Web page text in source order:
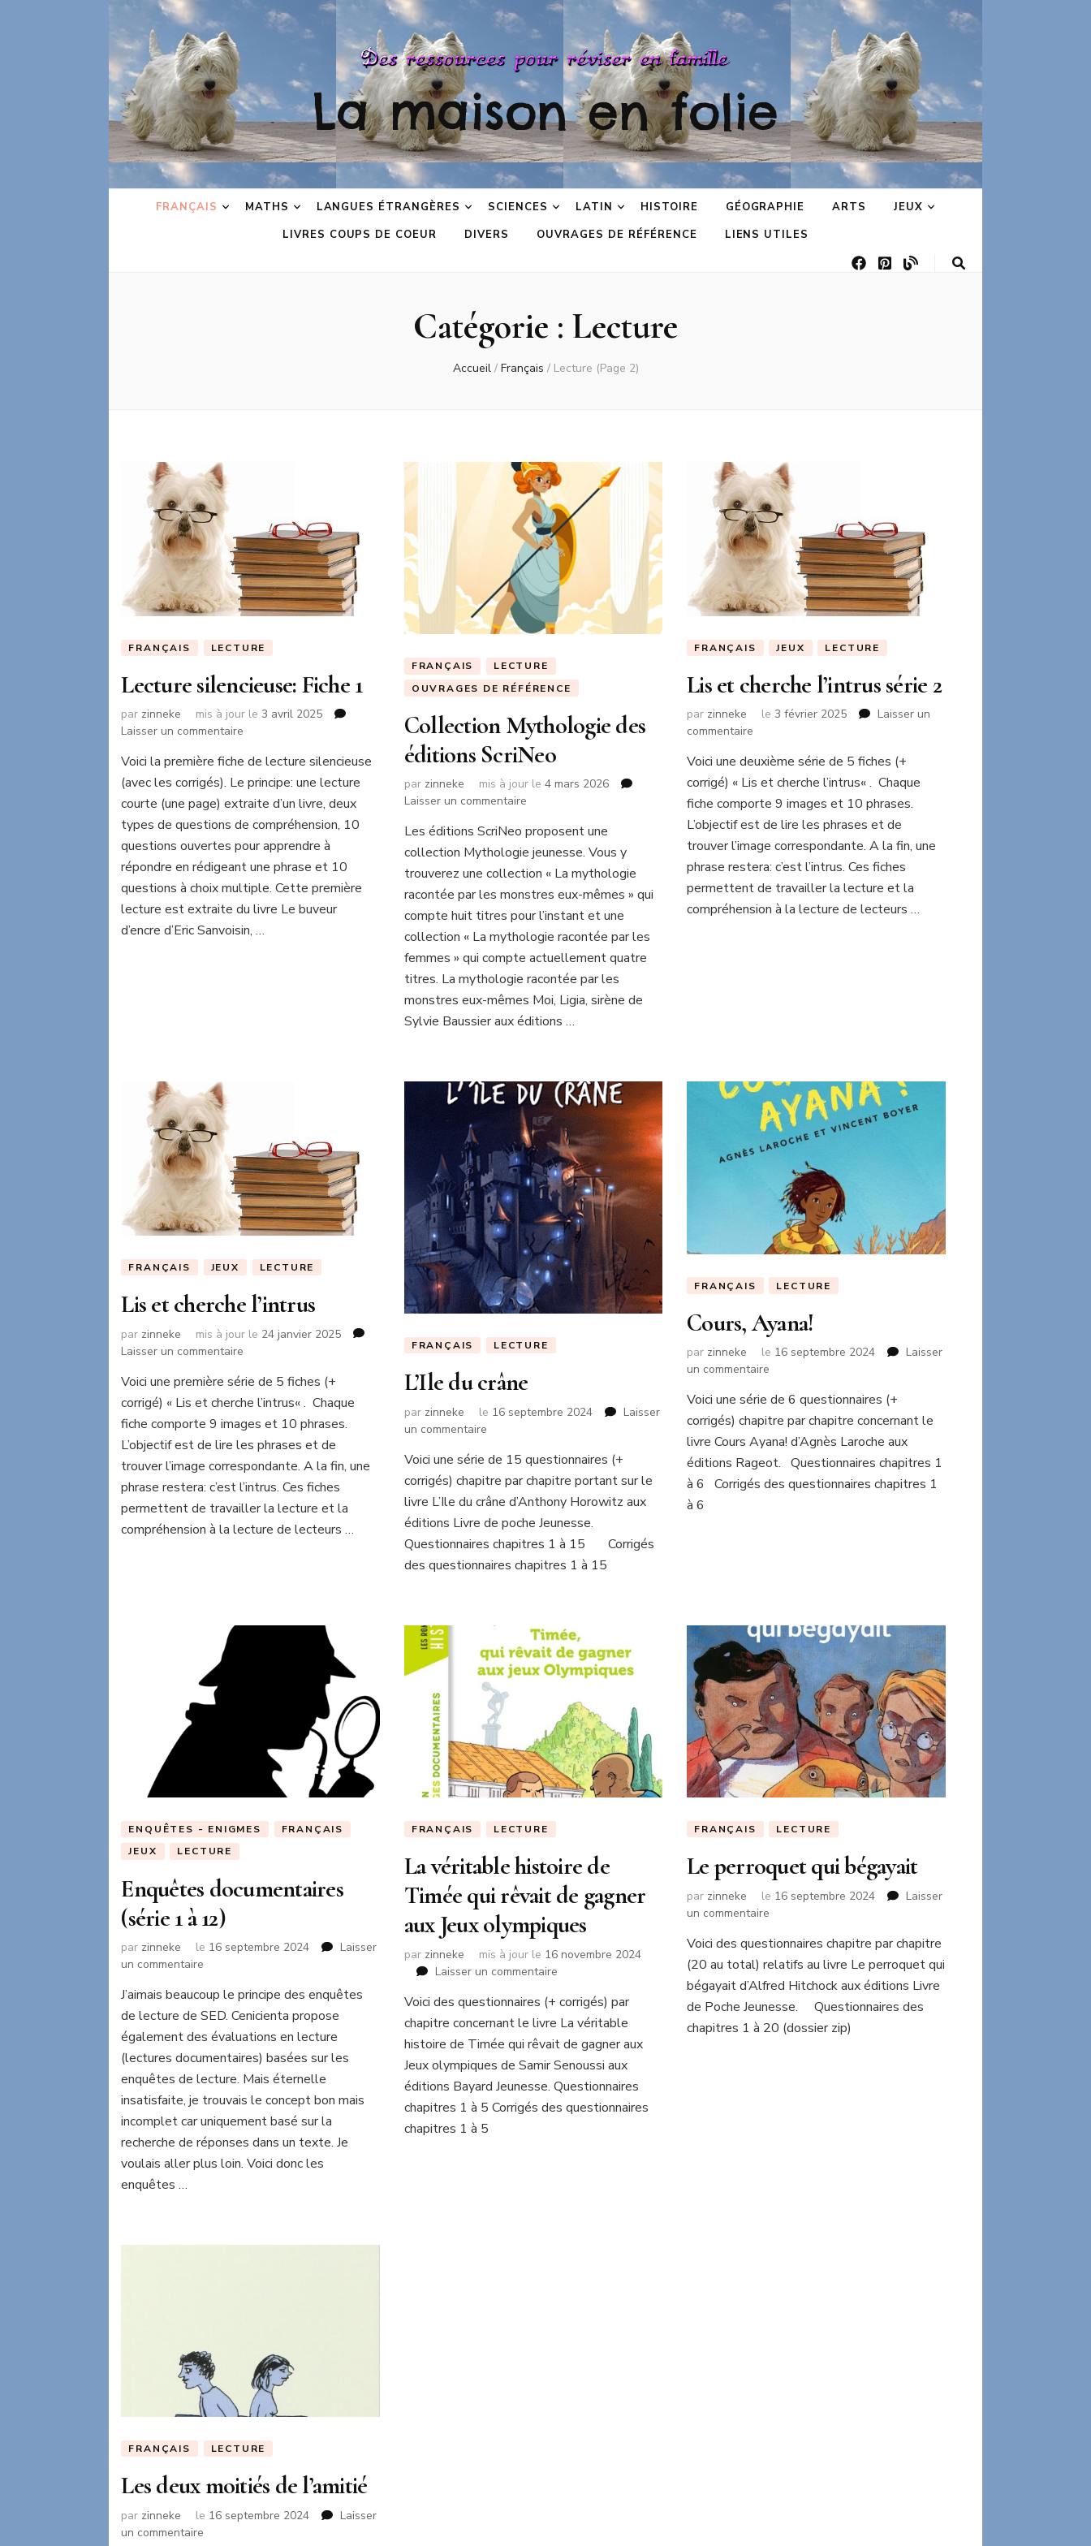
La maison en folie
FRANÇAIS MATHS LANGUES ÉTRANGÈRES SCIENCES LATIN HISTOIRE GÉOGRAPHIE ARTS
JEUX
LIVRES COUPS DE COEUR
DIVERS OUVRAGES DE RÉFÉRENCE LIENS UTILES
Catégorie : Lecture
Accueil / Français / Lecture (Page 2)
FRANÇAIS LECTURE
Lecture silencieuse: Fiche 1
par zinneke mis à jour le3 avril 2025
Laisser un commentaire
silencieuse:
Fiche
1
Voici la première fiche de lecture silencieuse
(avec les corrigés). Le principe: une lecture
courte (une page) extraite d’un livre, deux
types de questions de compréhension, 10
questions ouvertes pour apprendre à
répondre en rédigeant une phrase et 10
questions à choix multiple. Cette première
lecture est extraite du livre Le buveur
d’encre d’Eric Sanvoisin, …
FRANÇAIS
LECTURE
OUVRAGES DE RÉFÉRENCE
Collection Mythologie des
éditions ScriNeo
par zinneke mis à jour le 4 mars 2026
Laisser un commentairesur
Mythologie
des
éditions
Les éditions ScriNeo proposent une
collection Mythologie jeunesse. Vous y
trouverez une collection « La mythologie
racontée par les monstres eux-mêmes » qui
compte huit titres pour l’instant et une
collection « La mythologie racontée par les
femmes » qui compte actuellement quatre
titres. La mythologie racontée par les
monstres eux-mêmes Moi, Ligia, sirène de
Sylvie Baussier aux éditions …
FRANÇAIS JEUX LECTURE
Lis et cherche l’intrus série 2
par zinneke le3 février 2025
Laisser un
commentaire
et
cherche
l’intrus
2
Voici une deuxième série de 5 fiches (+
corrigé) « Lis et cherche l’intrus« . Chaque
fiche comporte 9 images et 10 phrases.
L’objectif est de lire les phrases et de
trouver l’image correspondante. A la fin, une
phrase restera: c’est l’intrus. Ces fiches
permettent de travailler la lecture et la
compréhension à la lecture de lecteurs …
FRANÇAIS JEUX LECTURE
Lis et cherche l’intrus
par zinneke mis à jour le 24 janvier 2025
Laisser un commentaire
et
cherche
l’intrus
Voici une première série de 5 fiches (+
corrigé) « Lis et cherche l’intrus« . Chaque
fiche comporte 9 images et 10 phrases.
L’objectif est de lire les phrases et de
trouver l’image correspondante. A la fin, une
phrase restera: c’est l’intrus. Ces fiches
permettent de travailler la lecture et la
compréhension à la lecture de lecteurs …
FRANÇAIS LECTURE
L’Ile du crâne
par zinneke le 16 septembre 2024
Laisser
un commentairesur
du
crâne
Voici une série de 15 questionnaires (+
corrigés) chapitre par chapitre portant sur le
livre L’Ile du crâne d’Anthony Horowitz aux
éditions Livre de poche Jeunesse.
Questionnaires chapitres 1 à 15 Corrigés
des questionnaires chapitres 1 à 15
FRANÇAIS LECTURE
Cours, Ayana!
par zinneke le 16 septembre 2024
Laisser
un commentaire
Ayana!
Voici une série de 6 questionnaires (+
corrigés) chapitre par chapitre concernant le
livre Cours Ayana! d’Agnès Laroche aux
éditions Rageot. Questionnaires chapitres 1
à 6 Corrigés des questionnaires chapitres 1
à 6
ENQUÊTES - ENIGMES
FRANÇAIS
JEUX
LECTURE
Enquêtes documentaires
(série 1 à 12)
par zinneke le 16 septembre 2024
Laisser
un commentaire
documentaires
(série
1
12)
J’aimais beaucoup le principe des enquêtes
de lecture de SED. Cenicienta propose
également des évaluations en lecture
(lectures documentaires) basées sur les
enquêtes de lecture. Mais éternelle
insatisfaite, je trouvais le concept bon mais
incomplet car uniquement basé sur la
recherche de réponses dans un texte. Je
voulais aller plus loin. Voici donc les
enquêtes …
FRANÇAIS LECTURE
La véritable histoire de
Timée qui rêvait de gagner
aux Jeux olympiques
par zinneke mis à jour le 16 novembre 2024
Laisser un commentairesur
véritable
histoire
de
Timée
qui
rêvait
de
Voici des questionnaires (+ corrigés) par
chapitre concernant le livre La véritable
histoire de Timée qui rêvait de gagner aux
Jeux olympiques de Samir Senoussi aux
éditions Bayard Jeunesse. Questionnaires
chapitres 1 à 5 Corrigés des questionnaires
chapitres 1 à 5
FRANÇAIS LECTURE
Le perroquet qui bégayait
par zinneke le 16 septembre 2024
Laisser
un commentaire
perroquet
qui
bégayait
Voici des questionnaires chapitre par chapitre
(20 au total) relatifs au livre Le perroquet qui
bégayait d’Alfred Hitchock aux éditions Livre
de Poche Jeunesse. Questionnaires des
chapitres 1 à 20 (dossier zip)
FRANÇAIS LECTURE
Les deux moitiés de l’amitié
par zinneke le 16 septembre 2024
Laisser
un commentaire